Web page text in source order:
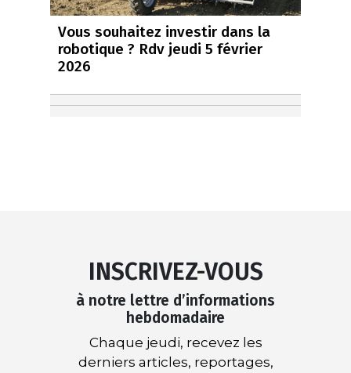
Vous souhaitez investir dans la
robotique ? Rdv jeudi 5 février
2026
INSCRIVEZ-VOUS
à notre lettre d’informations
hebdomadaire
Chaque jeudi, recevez les
derniers articles, reportages,